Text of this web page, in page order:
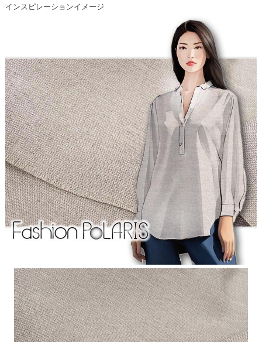
インスピレーションイメージ